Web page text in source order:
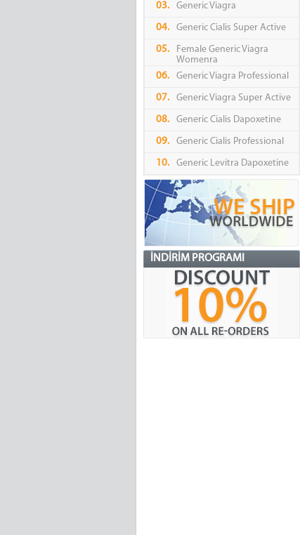
03. Generic Viagra
04. Generic Cialis Super Active
05.
Female Generic Viagra
Womenra
06.
Generic Viagra Professional
07. Generic Viagra Super Active
08. Generic Cialis Dapoxetine
09. Generic Cialis Professional
10. Generic Levitra Dapoxetine
İNDIRIM PROGRAMI